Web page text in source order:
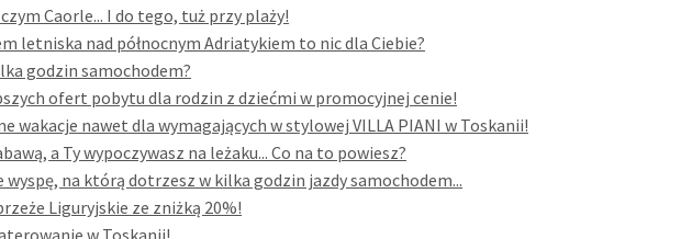
Caorle... I do tego, tuż przy plaży!
letniska nad północnym Adriatykiem to nic dla Ciebie?
godzin samochodem?
ofert pobytu dla rodzin z dziećmi w promocyjnej cenie!
wakacje nawet dla wymagających w stylowej VILLA PIANI w Toskanii!
a Ty wypoczywasz na leżaku... Co na to powiesz?
wyspę, na którą dotrzesz w kilka godzin jazdy samochodem...
Liguryjskie ze zniżką 20%!
w Toskanii!